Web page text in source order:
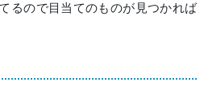
るので目当てのものが見つかれば